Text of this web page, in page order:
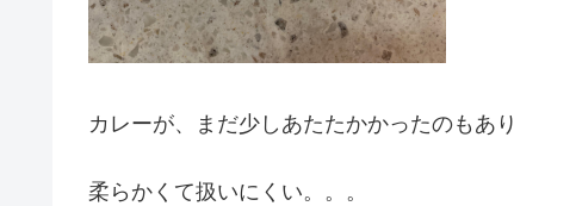
カレーが、まだ少しあたたかかったのもあり
柔らかくて扱いにくい。。。